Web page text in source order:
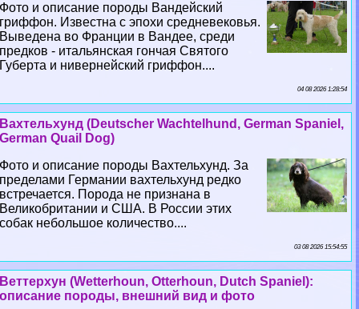
Фото и описание породы Вандейский
гриффон. Известна с эпохи средневековья.
Выведена во Франции в Вандее, среди
предков - итальянская гончая Святого
Губерта и нивернейский гриффон....
04 08 2026 1:28:54
Вахтельхунд (Deutscher Wachtelhund, German Spaniel,
German Quail Dog)
Фото и описание породы Вахтельхунд. За
пределами Германии вахтельхунд редко
встречается. Порода не признана в
Великобритании и США. В России этих
собак небольшое количество....
03 08 2026 15:54:55
Веттерхун (Wetterhoun, Otterhoun, Dutch Spaniel):
описание породы, внешний вид и фото